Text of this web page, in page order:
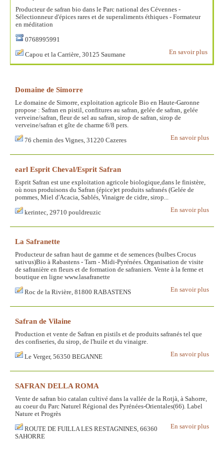
Producteur de safran bio dans le Parc national des Cévennes -
Sélectionneur d'épices rares et de superaliments éthiques - Formateur
en méditation
0768995991
En savoir plus
Capou et la Carrière, 30125 Saumane
Domaine de Simorre
Le domaine de Simorre, exploitation agricole Bio en Haute-Garonne
propose : Safran en pistil, confitures au safran, gelée de safran, gelée
verveine/safran, fleur de sel au safran, sirop de safran, sirop de
verveine/safran et gîte de charme 6/8 pers.
En savoir plus
76 chemin des Vignes, 31220 Cazeres
earl Esprit Cheval/Esprit Safran
Esprit Safran est une exploitation agricole biologique,dans le finistère,
où nous produisons du Safran (épice)et produits safranés (Gelée de
pommes, Miel d'Acacia, Sablés, Vinaigre de cidre, sirop...
En savoir plus
kerintec, 29710 pouldreuzic
La Safranette
Producteur de safran haut de gamme et de semences (bulbes Crocus
sativus)Bio à Rabastens - Tarn - Midi-Pyrénées. Organisation de visite
de safranière en fleurs et de formation de safraniers. Vente à la ferme et
boutique en ligne www.lasafranette
En savoir plus
Roc de la Rivière, 81800 RABASTENS
Safran de Vilaine
Production et vente de Safran en pistils et de produits safranés tel que
des confiseries, du sirop, de l'huile et du vinaigre.
En savoir plus
Le Verger, 56350 BEGANNE
SAFRAN DELLA ROMA
Vente de safran bio catalan cultivé dans la vallée de la Rotjà, à Sahorre,
au coeur du Parc Naturel Régional des Pyrénées-Orientales(66). Label
Nature et Progrès
En savoir plus
ROUTE DE FUILLA LES RESTAGNINES, 66360
SAHORRE